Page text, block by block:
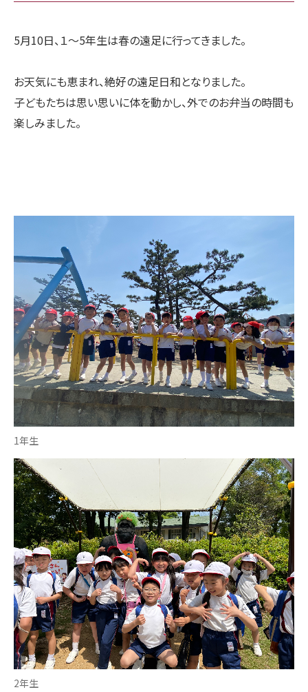
5月10日、１〜5年生は春の遠足に行ってきました。
お天気にも恵まれ、絶好の遠足日和となりました。
子どもたちは思い思いに体を動かし、外でのお弁当の時間も
楽しみました。
1年生
2年生